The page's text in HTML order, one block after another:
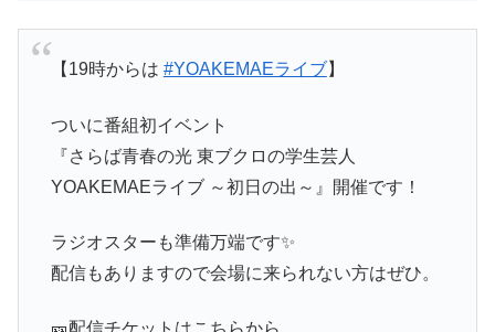
【19時からは #YOAKEMAEライブ】
ついに番組初イベント
『さらば青春の光 東ブクロの学生芸人
YOAKEMAEライブ ～初日の出～』開催です！
ラジオスターも準備万端です✨
配信もありますので会場に来られない方はぜひ。